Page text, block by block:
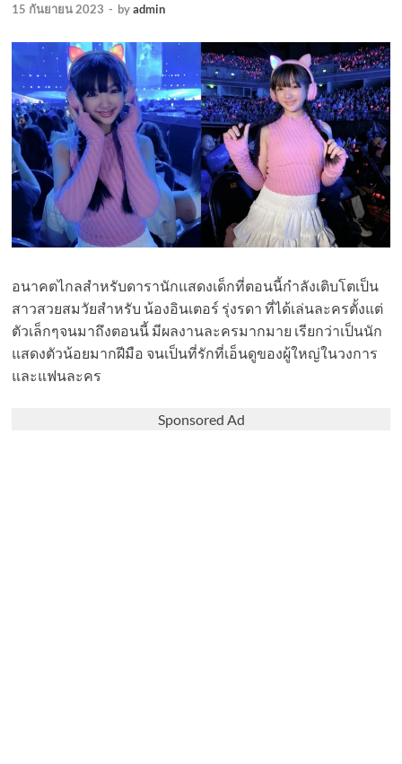
15 กันยายน 2023 - byadmin
อนาคตไกลสำหรับดารานักแสดงเด็กที่ตอนนี้กำลังเติบโตเป็น
สาวสวยสมวัยสำหรับ น้องอินเตอร์ รุ่งรดา ที่ได้เล่นละครตั้งแต่
ตัวเล็กๆจนมาถึงตอนนี้ มีผลงานละครมากมาย เรียกว่าเป็นนัก
แสดงตัวน้อยมากฝีมือ จนเป็นที่รักที่เอ็นดูของผู้ใหญ่ในวงการ
และแฟนละคร
Sponsored Ad